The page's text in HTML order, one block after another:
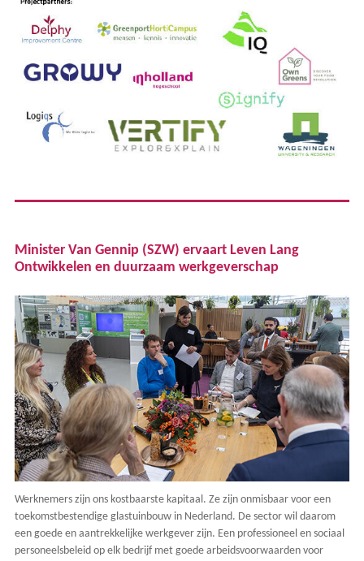
Minister Van Gennip (SZW) ervaart Leven Lang
Ontwikkelen en duurzaam werkgeverschap
Werknemers zijn ons kostbaarste kapitaal. Ze zijn onmisbaar voor een
toekomstbestendige glastuinbouw in Nederland. De sector wil daarom
een goede en aantrekkelijke werkgever zijn. Een professioneel en sociaal
personeelsbeleid op elk bedrijf met goede arbeidsvoorwaarden voor